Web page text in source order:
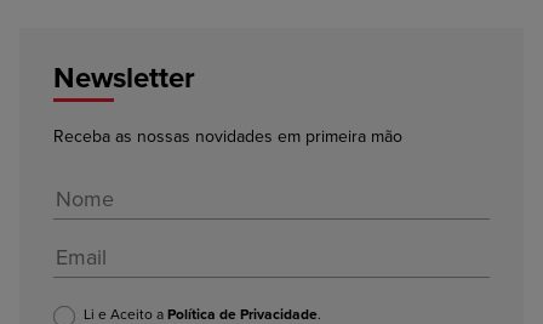
Newsletter
Receba as nossas novidades em primeira mão
Li e Aceito a Política de Privacidade